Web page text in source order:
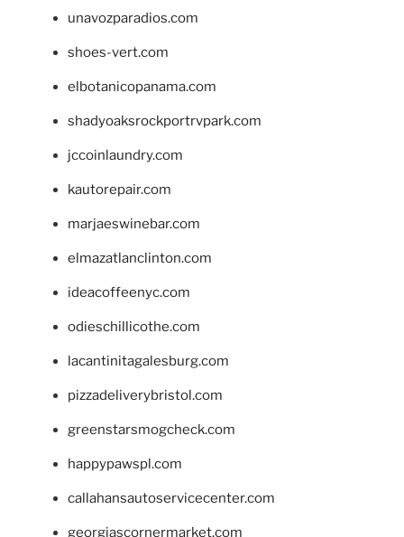
unavozparadios.com
shoes-vert.com
elbotanicopanama.com
shadyoaksrockportrvpark.com
jccoinlaundry.com
kautorepair.com
marjaeswinebar.com
elmazatlanclinton.com
ideacoffeenyc.com
odieschillicothe.com
lacantinitagalesburg.com
pizzadeliverybristol.com
greenstarsmogcheck.com
happypawspl.com
callahansautoservicecenter.com
georgiascornermarket.com